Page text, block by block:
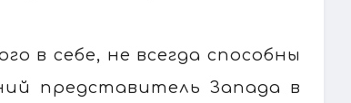
в себе, не всегда способны
представитель Запада в